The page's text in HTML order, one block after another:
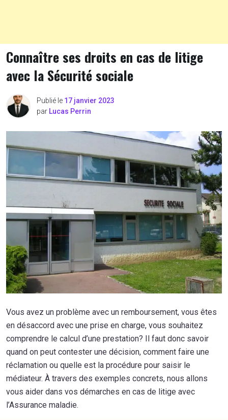
Connaître ses droits en cas de litige
avec la Sécurité sociale
Publié le 17 janvier 2023
par Lucas Perrin
Vous avez un problème avec un remboursement, vous êtes
en désaccord avec une prise en charge, vous souhaitez
comprendre le calcul d’une prestation? Il faut donc savoir
quand on peut contester une décision, comment faire une
réclamation ou quelle est la procédure pour saisir le
médiateur. À travers des exemples concrets, nous allons
vous aider dans vos démarches en cas de litige avec
l’Assurance maladie.